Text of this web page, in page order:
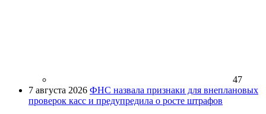
47
7 августа 2026 ФНС назвала признаки для внеплановых
проверок касс и предупредила о росте штрафов